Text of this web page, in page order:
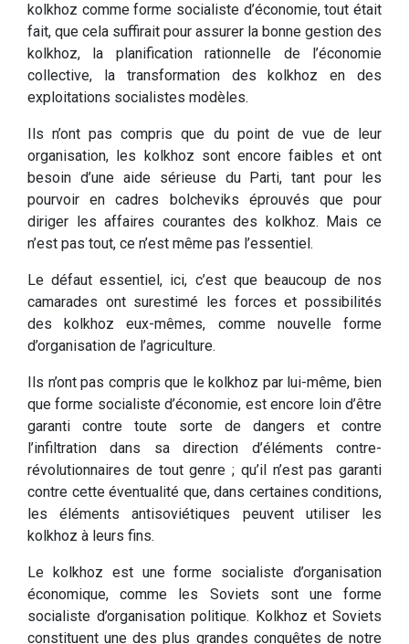
kolkhoz comme forme socialiste d’économie, tout était
fait, que cela suffirait pour assurer la bonne gestion des
kolkhoz, la planification rationnelle de l’économie
collective, la transformation des kolkhoz en des
exploitations socialistes modèles.
Ils n’ont pas compris que du point de vue de leur
organisation, les kolkhoz sont encore faibles et ont
besoin d’une aide sérieuse du Parti, tant pour les
pourvoir en cadres bolcheviks éprouvés que pour
diriger les affaires courantes des kolkhoz. Mais ce
n’est pas tout, ce n’est même pas l’essentiel.
Le défaut essentiel, ici, c’est que beaucoup de nos
camarades ont surestimé les forces et possibilités
des kolkhoz eux-mêmes, comme nouvelle forme
d’organisation de l’agriculture.
Ils n’ont pas compris que le kolkhoz par lui-même, bien
que forme socialiste d’économie, est encore loin d’être
garanti contre toute sorte de dangers et contre
l’infiltration dans sa direction d’éléments contre-
révolutionnaires de tout genre ; qu’il n’est pas garanti
contre cette éventualité que, dans certaines conditions,
les éléments antisoviétiques peuvent utiliser les
kolkhoz à leurs fins.
Le kolkhoz est une forme socialiste d’organisation
économique, comme les Soviets sont une forme
socialiste d’organisation politique. Kolkhoz et Soviets
constituent une des plus grandes conquêtes de notre